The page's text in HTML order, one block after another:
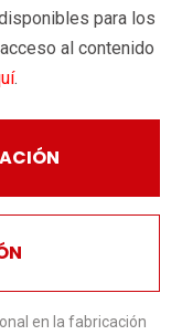
para los
al contenido
.
en la fabricación